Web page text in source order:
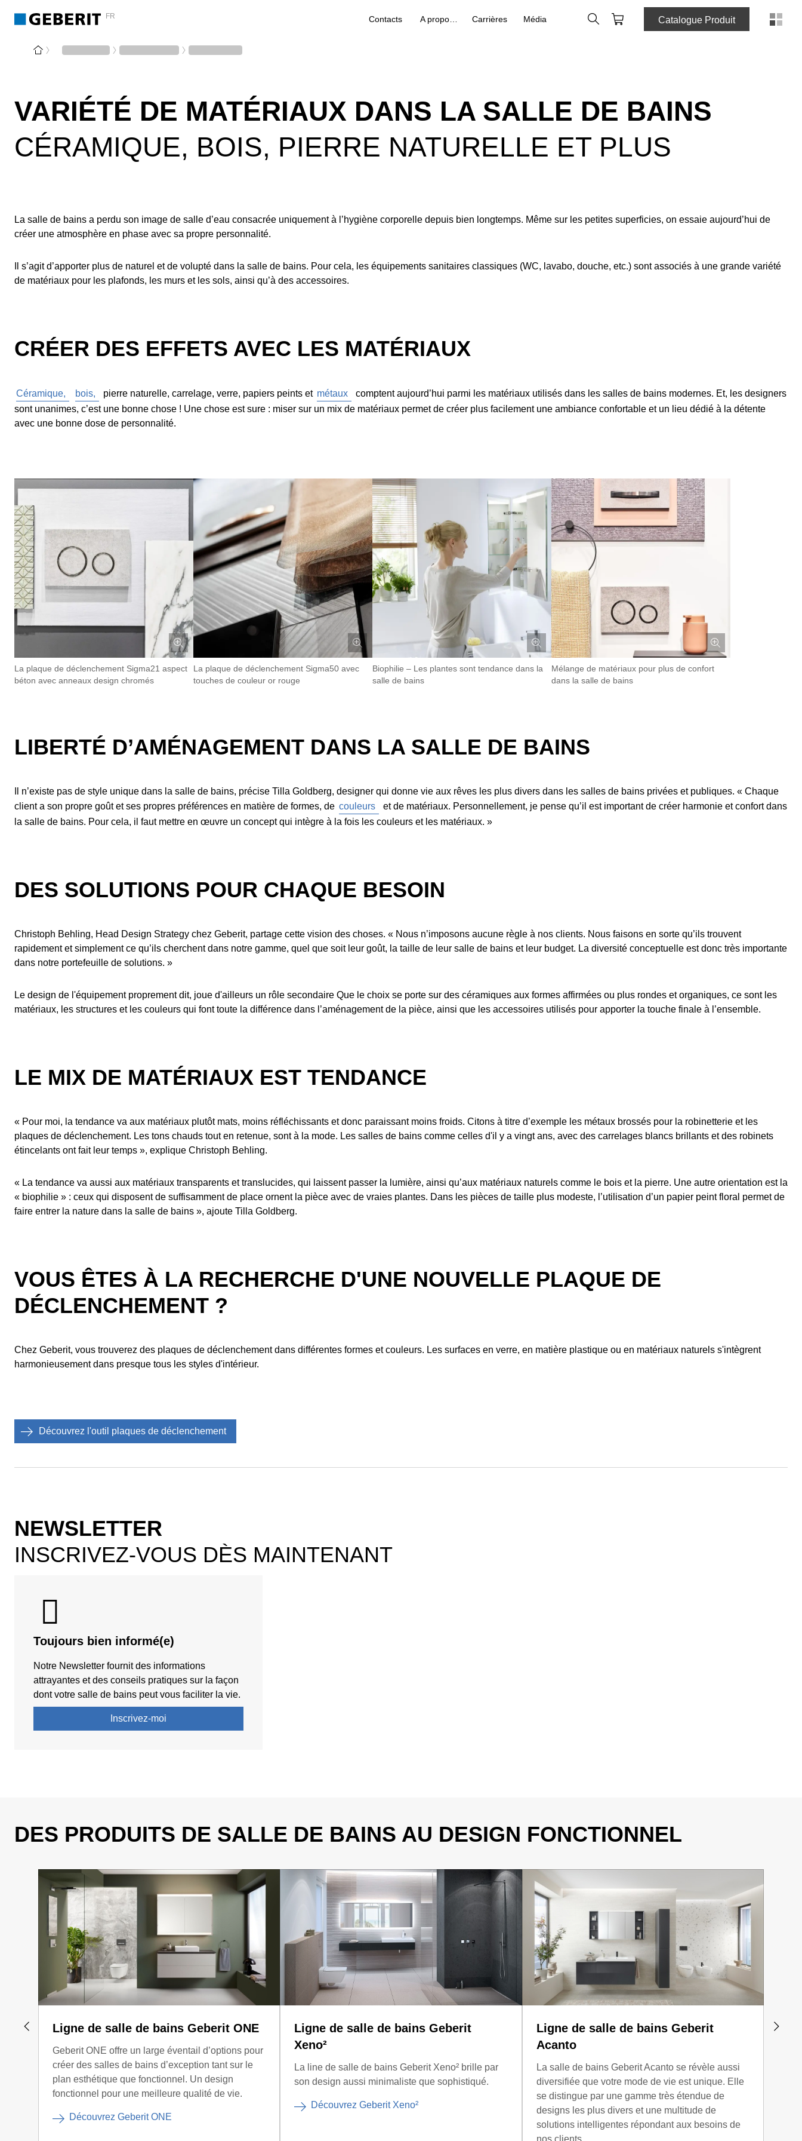
FR Contacts Carrières Média Rechercher Catalogue Produit
VARIÉTÉ DE MATÉRIAUX DANS LA SALLE DE BAINS
CÉRAMIQUE, BOIS, PIERRE NATURELLE ET PLUS
La salle de bains a perdu son image de salle d’eau consacrée uniquement à l’hygiène corporelle depuis bien longtemps. Même sur les petites superficies, on essaie aujourd’hui de
créer une atmosphère en phase avec sa propre personnalité.
Il s’agit d’apporter plus de naturel et de volupté dans la salle de bains. Pour cela, les équipements sanitaires classiques (WC, lavabo, douche, etc.) sont associés à une grande variété
de matériaux pour les plafonds, les murs et les sols, ainsi qu’à des accessoires.
CRÉER DES EFFETS AVEC LES MATÉRIAUX
Céramique, bois, pierre naturelle, carrelage, verre, papiers peints et métaux
comptent aujourd’hui parmi les matériaux utilisés dans les salles de bains modernes. Et, les designers
sont unanimes, c’est une bonne chose ! Une chose est sure : miser sur un mix de matériaux permet de créer plus facilement une ambiance confortable et un lieu dédié à la détente
avec une bonne dose de personnalité.
La plaque de déclenchement Sigma21 aspect
béton avec anneaux design chromés
La plaque de déclenchement Sigma50 avec
touches de couleur or rouge
Biophilie – Les plantes sont tendance dans la
salle de bains
Mélange de matériaux pour plus de confort
dans la salle de bains
LIBERTÉ D’AMÉNAGEMENT DANS LA SALLE DE BAINS
Il n’existe pas de style unique dans la salle de bains, précise Tilla Goldberg, designer qui donne vie aux rêves les plus divers dans les salles de bains privées et publiques. « Chaque
client a son propre goût et ses propres préférences en matière de formes, de couleurs
et de matériaux. Personnellement, je pense qu’il est important de créer harmonie et confort dans
la salle de bains. Pour cela, il faut mettre en œuvre un concept qui intègre à la fois les couleurs et les matériaux. »
DES SOLUTIONS POUR CHAQUE BESOIN
Christoph Behling, Head Design Strategy chez Geberit, partage cette vision des choses. « Nous n’imposons aucune règle à nos clients. Nous faisons en sorte qu’ils trouvent
rapidement et simplement ce qu’ils cherchent dans notre gamme, quel que soit leur goût, la taille de leur salle de bains et leur budget. La diversité conceptuelle est donc très importante
dans notre portefeuille de solutions. »
Le design de l'équipement proprement dit, joue d'ailleurs un rôle secondaire Que le choix se porte sur des céramiques aux formes affirmées ou plus rondes et organiques, ce sont les
matériaux, les structures et les couleurs qui font toute la différence dans l’aménagement de la pièce, ainsi que les accessoires utilisés pour apporter la touche finale à l’ensemble.
LE MIX DE MATÉRIAUX EST TENDANCE
« Pour moi, la tendance va aux matériaux plutôt mats, moins réfléchissants et donc paraissant moins froids. Citons à titre d’exemple les métaux brossés pour la robinetterie et les
plaques de déclenchement. Les tons chauds tout en retenue, sont à la mode. Les salles de bains comme celles d'il y a vingt ans, avec des carrelages blancs brillants et des robinets
étincelants ont fait leur temps », explique Christoph Behling.
« La tendance va aussi aux matériaux transparents et translucides, qui laissent passer la lumière, ainsi qu’aux matériaux naturels comme le bois et la pierre. Une autre orientation est la
« biophilie » : ceux qui disposent de suffisamment de place ornent la pièce avec de vraies plantes. Dans les pièces de taille plus modeste, l’utilisation d’un papier peint floral permet de
faire entrer la nature dans la salle de bains », ajoute Tilla Goldberg.
VOUS ÊTES À LA RECHERCHE D'UNE NOUVELLE PLAQUE DE
DÉCLENCHEMENT ?
Chez Geberit, vous trouverez des plaques de déclenchement dans différentes formes et couleurs. Les surfaces en verre, en matière plastique ou en matériaux naturels s'intègrent
harmonieusement dans presque tous les styles d'intérieur.
Découvrez l'outil plaques de déclenchement
NEWSLETTER
INSCRIVEZ-VOUS DÈS MAINTENANT
Toujours bien informé(e)
Notre Newsletter fournit des informations
attrayantes et des conseils pratiques sur la façon
dont votre salle de bains peut vous faciliter la vie.
Inscrivez-moi
DES PRODUITS DE SALLE DE BAINS AU DESIGN FONCTIONNEL
Ligne de salle de bains Geberit ONE
Geberit ONE offre un large éventail d’options pour
créer des salles de bains d’exception tant sur le
plan esthétique que fonctionnel. Un design
fonctionnel pour une meilleure qualité de vie.
Découvrez Geberit ONE
Ligne de salle de bains Geberit
Xeno²
La line de salle de bains Geberit Xeno² brille par
son design aussi minimaliste que sophistiqué.
Découvrez Geberit Xeno²
Ligne de salle de bains Geberit
Acanto
La salle de bains Geberit Acanto se révèle aussi
diversifiée que votre mode de vie est unique. Elle
se distingue par une gamme très étendue de
designs les plus divers et une multitude de
solutions intelligentes répondant aux besoins de
nos clients.